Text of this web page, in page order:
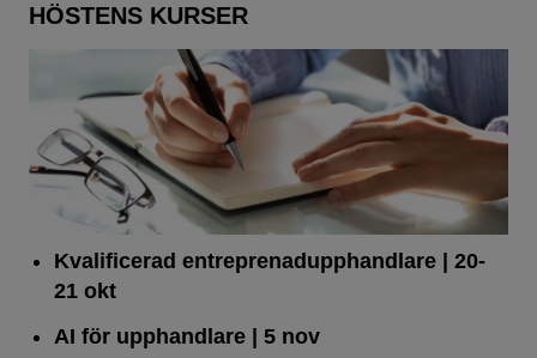
HÖSTENS KURSER
Kvalificerad entreprenad­upphandlare
| 20-
21 okt
AI för upphandlare| 5 nov